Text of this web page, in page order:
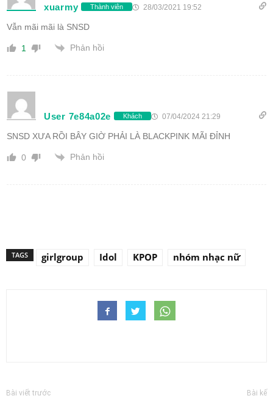
xuarmy Thành viên 28/03/2021 19:52
Vẫn mãi mãi là SNSD
1 Phản hồi
User 7e84a02e Khách 07/04/2024 21:29
SNSD XƯA RỒI BÂY GIỜ PHẢI LÀ BLACKPINK MÃI ĐỈNH
0 Phản hồi
TAGS girlgroup Idol KPOP nhóm nhạc nữ
Bài viết trước Bài kế